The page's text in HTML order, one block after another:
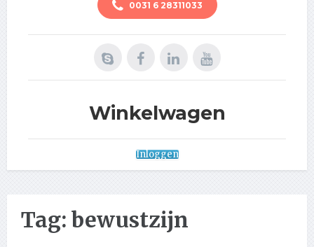
0031 6 28311033
Winkelwagen
Inloggen
Tag: bewustzijn